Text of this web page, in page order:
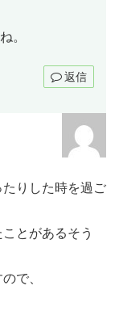
。
返信
りした時を過ご
とがあるそう
で、